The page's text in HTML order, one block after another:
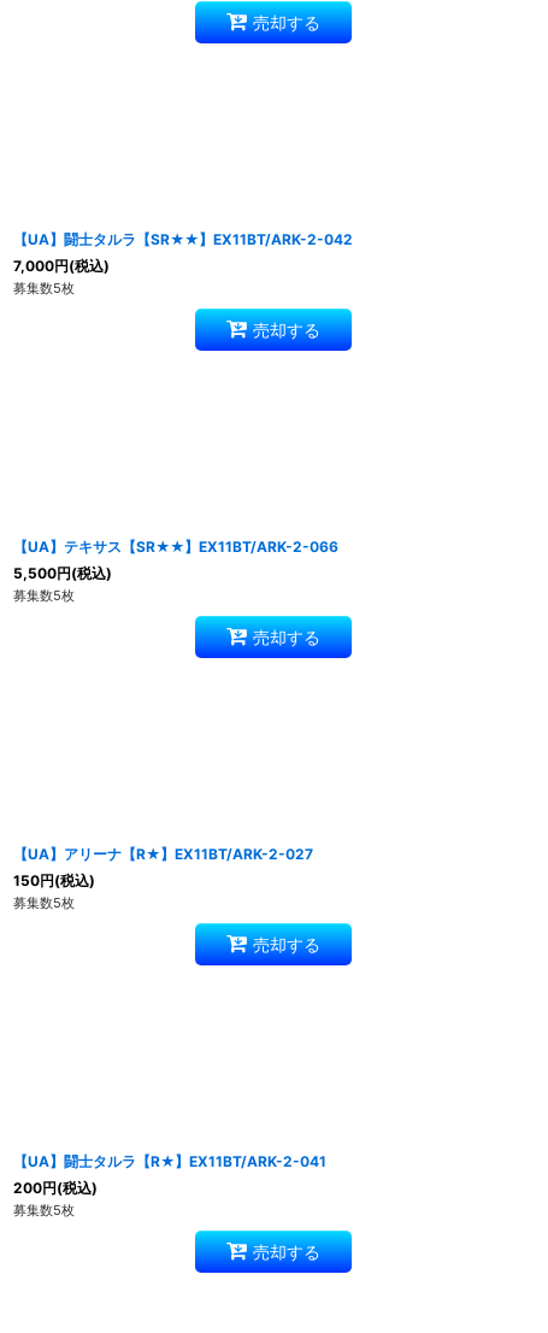
売却する
【UA】闘士タルラ【SR★★】EX11BT/ARK-2-042
7,000円(税込)
募集数5枚
売却する
【UA】テキサス【SR★★】EX11BT/ARK-2-066
5,500円(税込)
募集数5枚
売却する
【UA】アリーナ【R★】EX11BT/ARK-2-027
150円(税込)
募集数5枚
売却する
【UA】闘士タルラ【R★】EX11BT/ARK-2-041
200円(税込)
募集数5枚
売却する